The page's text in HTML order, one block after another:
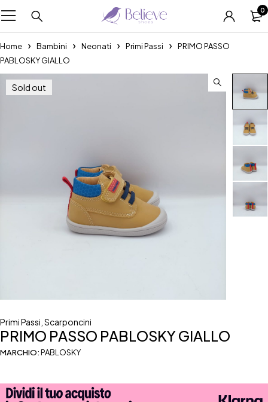
0
Home Bambini Neonati Primi Passi
PRIMO PASSO
PABLOSKY GIALLO
Sold out
Primi Passi Scarponcini
PRIMO PASSO PABLOSKY GIALLO
MARCHIO:PABLOSKY